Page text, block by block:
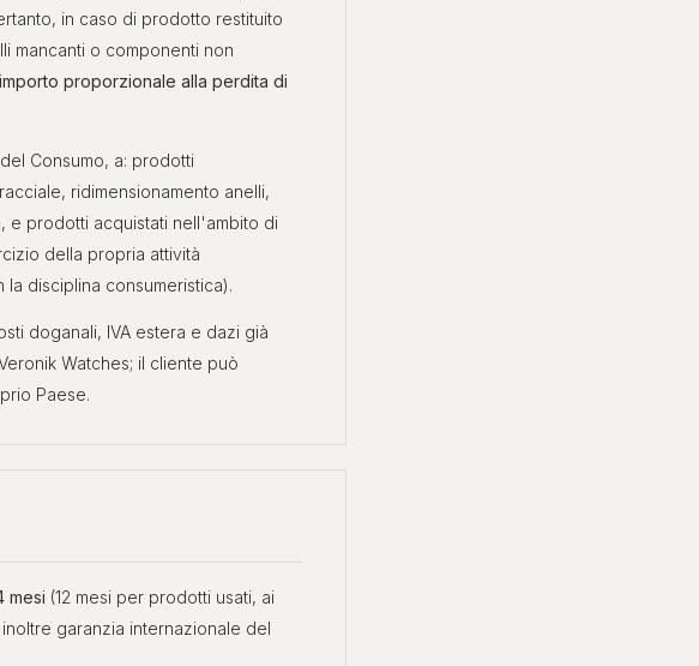
in caso di prodotto restituito
mancanti o componenti non
proporzionale alla perdita di
Consumo, a: prodotti
ridimensionamento anelli,
e prodotti acquistati nell'ambito di
della propria attività
disciplina consumeristica).
doganali, IVA estera e dazi già
Watches; il cliente può
Paese.
mesi (12 mesi per prodotti usati, ai
garanzia internazionale del